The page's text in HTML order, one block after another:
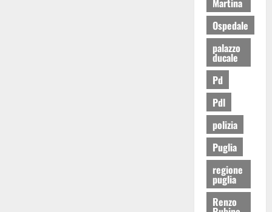
Martina
Ospedale
palazzo
ducale
Pd
Pdl
polizia
Puglia
regione
puglia
Renzo